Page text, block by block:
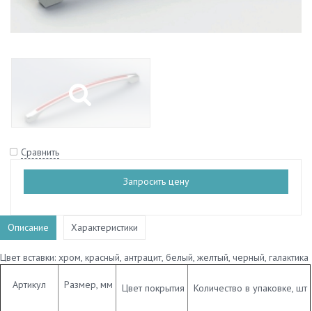
Сравнить
Запросить цену
Описание Характеристики
Цвет вставки: хром, красный, антрацит, белый, желтый, черный, галактика
Артикул Размер, мм Цвет покрытия Количество в упаковке, шт